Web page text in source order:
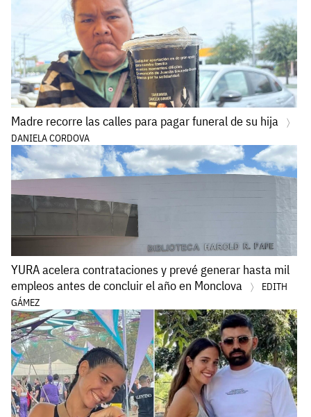
Madre recorre las calles para pagar funeral de su hija
DANIELA CORDOVA
YURA acelera contrataciones y prevé generar hasta mil
empleos antes de concluir el año en Monclova
EDITH
GÁMEZ